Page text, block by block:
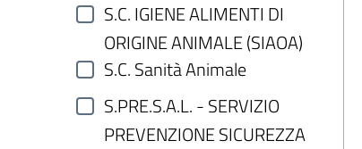
S.C. IGIENE ALIMENTI DI
ORIGINE ANIMALE (SIAOA)
S.C. Sanità Animale
S.PRE.S.A.L. - SERVIZIO
PREVENZIONE SICUREZZA